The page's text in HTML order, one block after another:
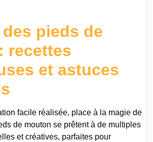
pieds de
recettes
et astuces
facile réalisée, place à la magie de
de mouton se prêtent à de multiples
et créatives, parfaites pour